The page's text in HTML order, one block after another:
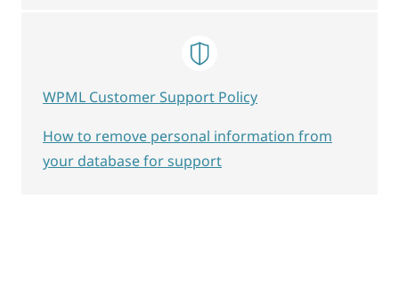
WPML Customer Support Policy
How to remove personal information from
your database for support